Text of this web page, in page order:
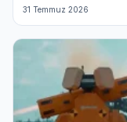
31 Temmuz 2026